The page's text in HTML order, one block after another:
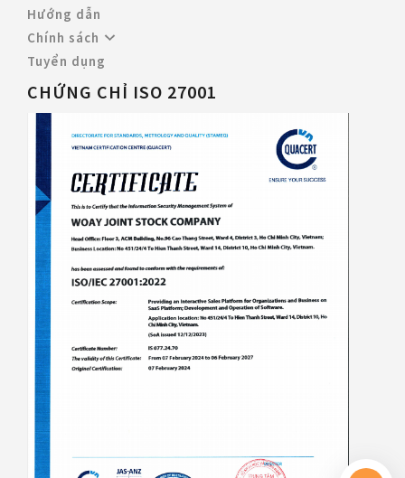
Hướng dẫn
Chính sách
Tuyển dụng
CHỨNG CHỈ ISO 27001